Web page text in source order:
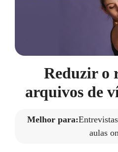
Reduzir o
arquivos de
Melhor para:
aulas